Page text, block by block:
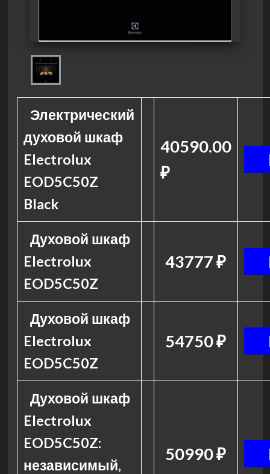
Электрический
духовой шкаф
Electrolux
EOD5C50Z
Black
40590.00
₽
Духовой шкаф
Electrolux
EOD5C50Z
43777 ₽
Духовой шкаф
Electrolux
EOD5C50Z
54750 ₽
Духовой шкаф
Electrolux
EOD5C50Z:
независимый,
50990 ₽